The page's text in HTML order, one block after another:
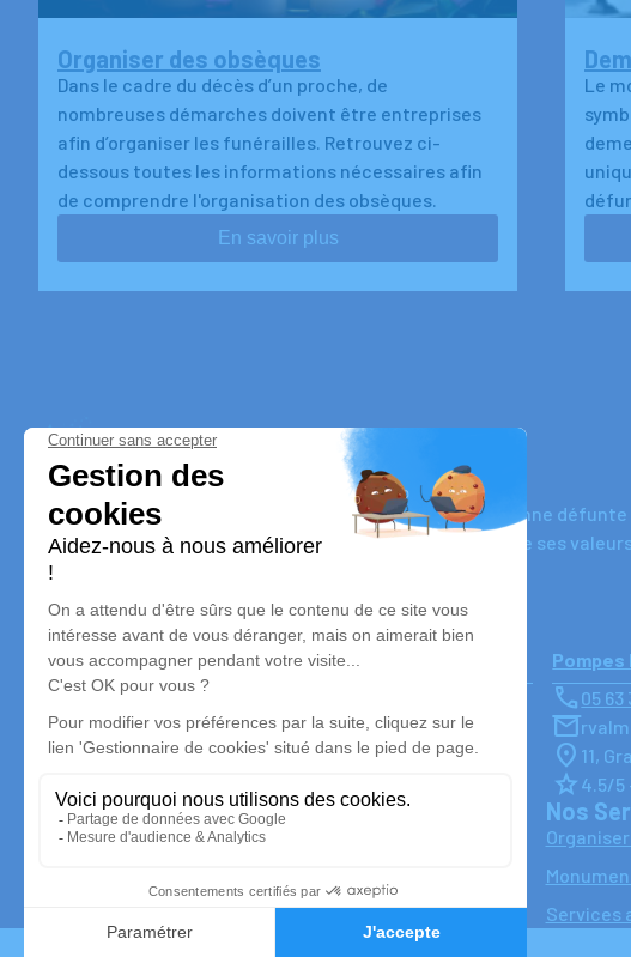
Organiser des obsèques
Dans le cadre du décès d’un proche, de
nombreuses démarches doivent être entreprises
afin d’organiser les funérailles. Retrouvez ci-
dessous toutes les informations nécessaires afin
de comprendre l'organisation des obsèques.
En savoir plus
Le
SARL VALMARY
Nos équipes vous aident à honorer la mémoire de la personne
perpétuer son souvenir dans le respect de ses volontés, de ses
dignité dans son dernier voyage.
Nos agences
Pompes Funèbres Valmary - Caussade
05 63 31 98 96
rvalmary@wanadoo.fr
35 Avenue Edouard Herriot - 82300 - Caussade
Pompes
05 63
11,
4.5/5
Nos
Services